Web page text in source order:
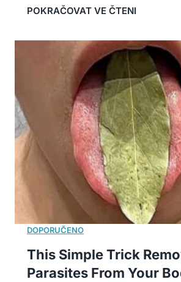
This Simple Trick
Parasites From Your